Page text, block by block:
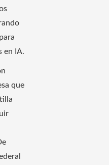
en IA.
que